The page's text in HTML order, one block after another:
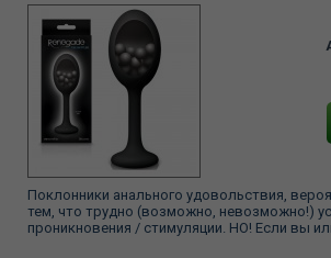
Поклонники анального удовольствия,
тем, что трудно (возможно, невозможно!)
проникновения / стимуляции. НО! Если вы